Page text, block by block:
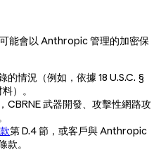
能會以 Anthropic 管理的加密保
情況（例如，依據 18 U.S.C. §
）。
CBRNE 武器開發、攻擊性網路攻
第 D.4 節，或客戶與 Anthropic
款。